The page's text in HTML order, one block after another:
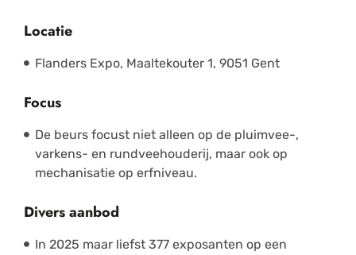
Locatie
Flanders Expo, Maaltekouter 1, 9051 Gent
Focus
De beurs focust niet alleen op de pluimvee-,
varkens- en rundveehouderij, maar ook op
mechanisatie op erfniveau.
Divers aanbod
In 2025 maar liefst 377 exposanten op een